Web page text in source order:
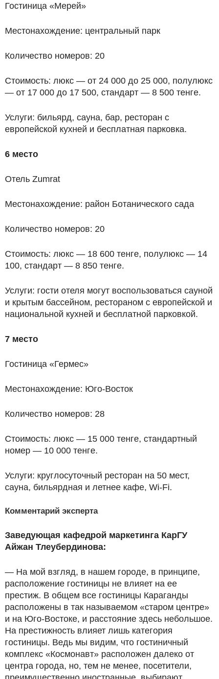
Гостиница «Мерей»
Местонахождение: центральный парк
Количество номеров: 20
Стоимость: люкс — от 24 000 до 25 000, полулюкс
— от 17 000 до 17 500, стандарт — 8 500 тенге.
Услуги: бильярд, сауна, бар, ресторан с
европейской кухней и бесплатная парковка.
6 место
Отель Zumrat
Местонахождение: район Ботанического сада
Количество номеров: 20
Стоимость: люкс — 18 600 тенге, полулюкс — 14
100, стандарт — 8 850 тенге.
Услуги: гости отеля могут воспользоваться сауной
и крытым бассейном, рестораном с европейской и
национальной кухней и бесплатной парковкой.
7 место
Гостиница «Гермес»
Местонахождение: Юго-Восток
Количество номеров: 28
Стоимость: люкс — 15 000 тенге, стандартный
номер — 10 000 тенге.
Услуги: круглосуточный ресторан на 50 мест,
сауна, бильярдная и летнее кафе, Wi-Fi.
Комментарий эксперта
Заведующая кафедрой маркетинга КарГУ
Айжан Тлеубердинова:
— На мой взгляд, в нашем городе, в принципе,
расположение гостиницы не влияет на ее
престиж. В общем все гостиницы Караганды
расположены в так называемом «старом центре»
и на Юго-Востоке, и расстояние здесь небольшое.
На престижность влияет лишь категория
гостиницы. Ведь мы видим, что гостиничный
комплекс «Космонавт» расположен далеко от
центра города, но, тем не менее, посетители,